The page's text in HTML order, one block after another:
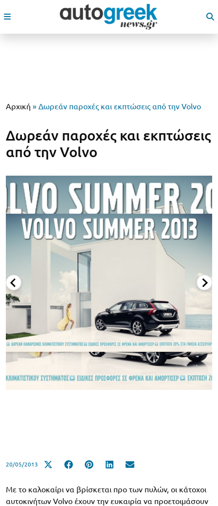
Αρχική » Δωρεάν παροχές και εκπτώσεις από την Volvo
Δωρεάν παροχές και εκπτώσεις
από την Volvo
20/05/2013
Με το καλοκαίρι να βρίσκεται προ των πυλών, οι κάτοχοι
αυτοκινήτων Volvo έχουν την ευκαιρία να προετοιμάσουν